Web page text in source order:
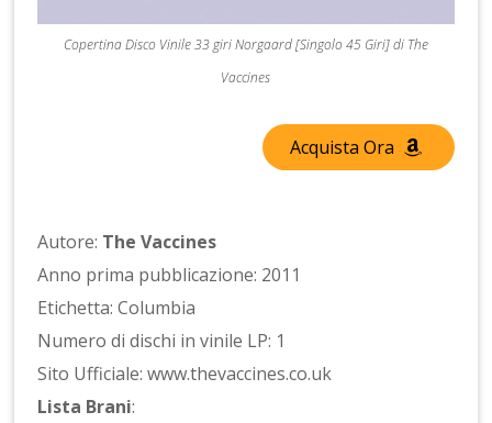
Copertina Disco Vinile 33 giri Norgaard [Singolo 45 Giri] di The
Vaccines
Acquista Ora
Autore: The Vaccines
Anno prima pubblicazione: 2011
Etichetta: Columbia
Numero di dischi in vinile LP: 1
Sito Ufficiale: www.thevaccines.co.uk
Lista Brani: